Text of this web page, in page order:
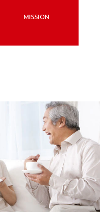
MISSION
FÜR FACHKREISE
COLGATE® MARKENSHOP
AT (DE)
MISSION